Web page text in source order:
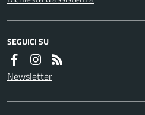
SEGUICI SU
Newsletter